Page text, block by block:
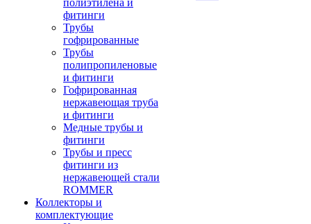
полиэтилена и
фитинги
Трубы
гофрированные
Трубы
полипропиленовые
и фитинги
Гофрированная
нержавеющая труба
и фитинги
Медные трубы и
фитинги
Трубы и пресс
фитинги из
нержавеющей стали
ROMMER
Коллекторы и
комплектующие